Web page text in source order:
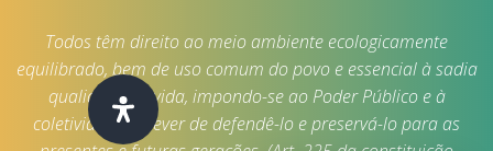
Todos têm direito ao meio ambiente ecologicamente
equilibrado, bem de uso comum do povo e essencial à sadia
qualidade de vida, impondo-se ao Poder Público e à
coletividade o dever de defendê-lo e preservá-lo para as